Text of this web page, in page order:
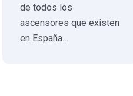
de todos los
ascensores que existen
en España…